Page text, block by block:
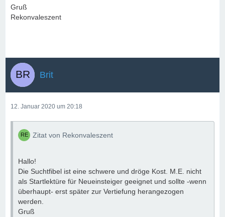
Gruß
Rekonvaleszent
Brit
12. Januar 2020 um 20:18
Zitat von Rekonvaleszent
Hallo!
Die Suchtfibel ist eine schwere und dröge Kost. M.E. nicht
als Startlektüre für Neueinsteiger geeignet und sollte -wenn
überhaupt- erst später zur Vertiefung herangezogen
werden.
Gruß